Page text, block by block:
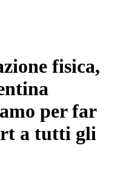
fisica,
per far
a tutti gli